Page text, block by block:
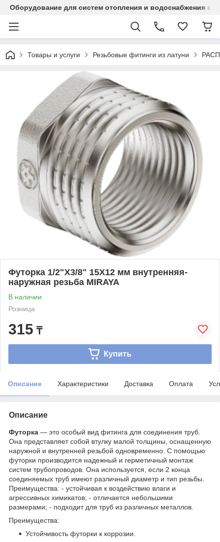
Оборудование для систем отопления и водоснабжения в
Товары и услуги Резьбовые фитинги из латуни
Футорка 1/2"Х3/8" 15Х12 мм внутренняя-
наружная резьба MIRAYA
В наличии
Розница
315 ₸
Купить
Описание Характеристики Доставка Оплата
Описание
Футорка — это особый вид фитинга для соединения труб.
Она представляет собой втулку малой толщины, оснащенную
наружной и внутренней резьбой одновременно. С помощью
футорки производится надежный и герметичный монтаж
систем трубопроводов. Она используется, если 2 конца
соединяемых труб имеют различный диаметр и тип резьбы.
Преимущества: - устойчивая к воздействию влаги и
агрессивных химикатов; - отличается небольшими
размерами; - подходит для труб из различных металлов.
Преимущества:
Устойчивость футорки к коррозии.